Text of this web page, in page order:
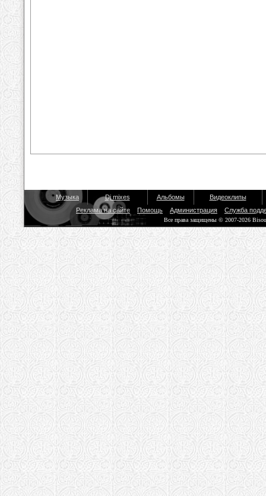
Музыка Dj mixes Альбомы
Видеоклипы
Реклама на сайте
Помощь Администрация Служба
Все права защищены © 2007-2026